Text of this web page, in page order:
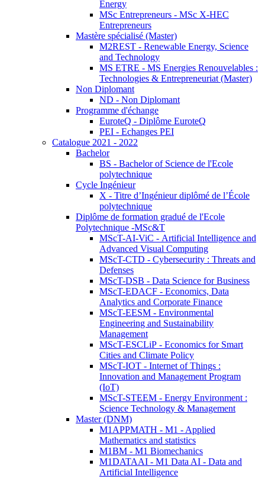
Energy
MSc Entrepreneurs - MSc X-HEC
Entrepreneurs
Mastère spécialisé (Master)
M2REST - Renewable Energy, Science
and Technology
MS ETRE - MS Energies Renouvelables :
Technologies & Entrepreneuriat (Master)
Non Diplomant
ND - Non Diplomant
Programme d'échange
EuroteQ - Diplôme EuroteQ
PEI - Echanges PEI
Catalogue 2021 - 2022
Bachelor
BS - Bachelor of Science de l'Ecole
polytechnique
Cycle Ingénieur
X - Titre d’Ingénieur diplômé de l’École
polytechnique
Diplôme de formation gradué de l'Ecole
Polytechnique -MSc&T
MScT-AI-ViC - Artificial Intelligence and
Advanced Visual Computing
MScT-CTD - Cybersecurity : Threats and
Defenses
MScT-DSB - Data Science for Business
MScT-EDACF - Economics, Data
Analytics and Corporate Finance
MScT-EESM - Environmental
Engineering and Sustainability
Management
MScT-ESCLiP - Economics for Smart
Cities and Climate Policy
MScT-IOT - Internet of Things :
Innovation and Management Program
(IoT)
MScT-STEEM - Energy Environment :
Science Technology & Management
Master (DNM)
M1APPMATH - M1 - Applied
Mathematics and statistics
M1BM - M1 Biomechanics
M1DATAAI - M1 Data AI - Data and
Artificial Intelligence